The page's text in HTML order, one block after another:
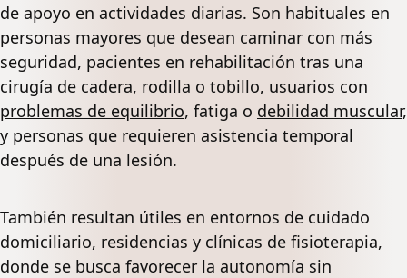
de apoyo en actividades diarias. Son habituales en
personas mayores que desean caminar con más
seguridad, pacientes en rehabilitación tras una
cirugía de cadera, rodilla o tobillo, usuarios con
problemas de equilibrio, fatiga o debilidad muscular,
y personas que requieren asistencia temporal
después de una lesión.
También resultan útiles en entornos de cuidado
domiciliario, residencias y clínicas de fisioterapia,
donde se busca favorecer la autonomía sin